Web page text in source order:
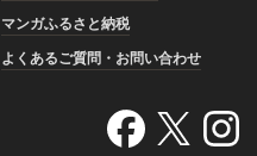
マンガふるさと納税
よくあるご質問・お問い合わせ